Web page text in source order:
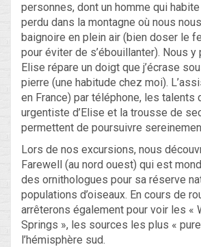
personnes, dont un homme qui
perdu dans la montagne où nous
baignoire en plein air (bien doser le
pour éviter de s’ébouillanter). Nous
Elise répare un doigt que j’écrase
pierre (une habitude chez moi).
en France) par téléphone, les talents
urgentiste d’Elise et la trousse de
permettent de poursuivre
Lors de nos excursions, nous
Farewell (au nord ouest) qui est
des ornithologues pour sa réserve
populations d’oiseaux. En cours de
arrêterons également pour voir les «
Springs », les sources les plus «
l’hémisphère sud.